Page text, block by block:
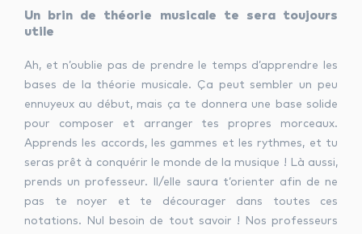
Un brin de théorie musicale te sera toujours
utile
Ah, et n’oublie pas de prendre le temps d’apprendre les
bases de la théorie musicale. Ça peut sembler un peu
ennuyeux au début, mais ça te donnera une base solide
pour composer et arranger tes propres morceaux.
Apprends les accords, les gammes et les rythmes, et tu
seras prêt à conquérir le monde de la musique ! Là aussi,
prends un professeur. Il/elle saura t’orienter afin de ne
pas te noyer et te décourager dans toutes ces
notations. Nul besoin de tout savoir ! Nos professeurs